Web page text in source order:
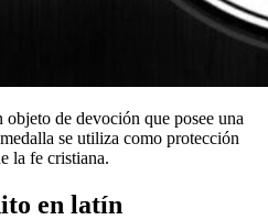
de devoción que posee una
se utiliza como protección
la fe cristiana.
en latín